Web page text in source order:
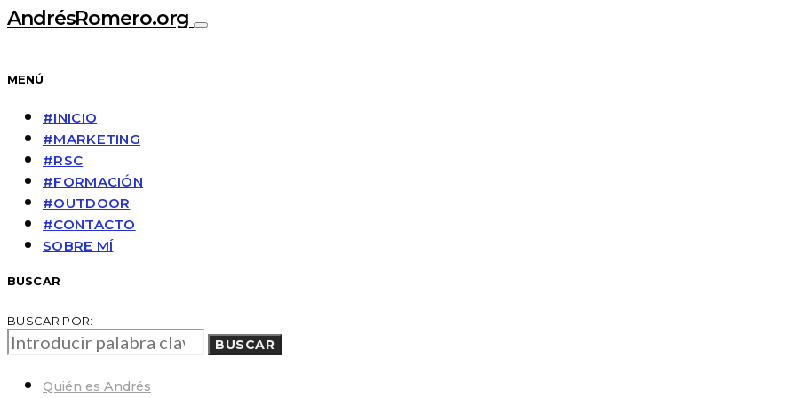
AndrésRomero.org
MENÚ
#INICIO
#MARKETING
#RSC
#FORMACIÓN
#OUTDOOR
#CONTACTO
SOBRE MÍ
BUSCAR
BUSCAR POR:
BUSCAR
Quién es Andrés